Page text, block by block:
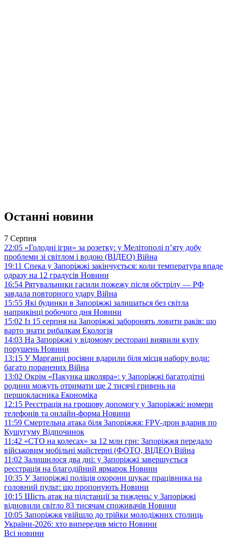
Останні новини
7 Серпня
22:05 «Голодні ігри» за розетку: у Мелітополі п’яту добу
проблеми зі світлом і водою (ВІДЕО) Війна
19:11 Спека у Запоріжжі закінчується: коли температура впаде
одразу на 12 градусів Новини
16:54 Рятувальники гасили пожежу після обстрілу — РФ
завдала повторного удару Війна
15:55 Які будинки в Запоріжжі залишаться без світла
наприкінці робочого дня Новини
15:02 Із 15 серпня на Запоріжжі заборонять ловити раків: що
варто знати рибалкам Екологія
14:03 На Запоріжжі у відомому ресторані виявили купу
порушень Новини
13:15 У Марганці росіяни вдарили біля місця набору води:
багато поранених Війна
13:02 Окрім «Пакунка школяра»: у Запоріжжі багатодітні
родини можуть отримати ще 2 тисячі гривень на
першокласника Економіка
12:15 Реєстрація на грошову допомогу у Запоріжжі: номери
телефонів та онлайн-форма Новини
11:59 Смертельна атака біля Запоріжжя: FPV-дрон вдарив по
Кушугуму Відпочинок
11:42 «СТО на колесах» за 12 млн грн: Запоріжжя передало
військовим мобільні майстерні (ФОТО, ВІДЕО) Війна
11:02 Залишилося два дні: у Запоріжжі завершується
реєстрація на благодійний ярмарок Новини
10:35 У Запоріжжі поліція охорони шукає працівника на
головний пульт: що пропонують Новини
10:15 Шість атак на підстанції за тиждень: у Запоріжжі
відновили світло 83 тисячам споживачів Новини
10:05 Запоріжжя увійшло до трійки молодіжних столиць
України-2026: хто випередив місто Новини
Всі новини